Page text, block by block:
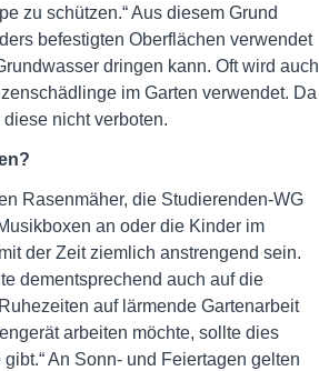
zu schützen.“ Aus diesem Grund
befestigten Oberflächen verwendet
dringen kann. Oft wird auch
im Garten verwendet. Da
nicht verboten.
Rasenmäher, die Studierenden-WG
an oder die Kinder im
der Zeit ziemlich anstrengend sein.
dementsprechend auch auf die
auf lärmende Gartenarbeit
arbeiten möchte, sollte dies
An Sonn- und Feiertagen gelten